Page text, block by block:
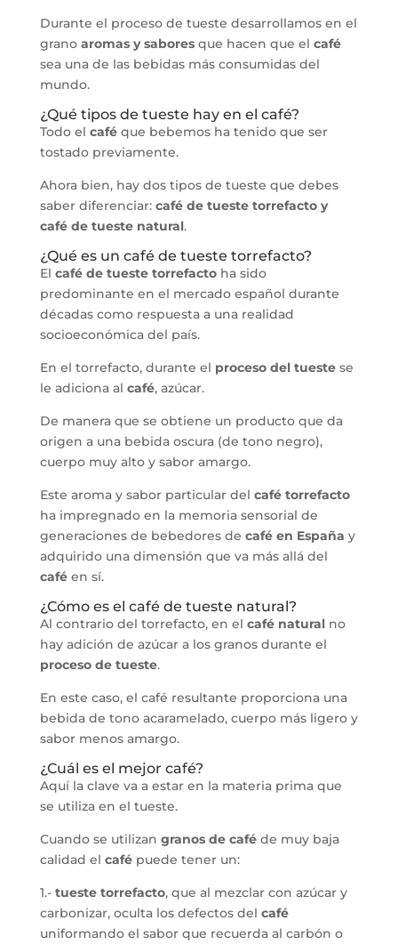
Durante el proceso de tueste desarrollamos en el
grano aromas y sabores que hacen que el café
sea una de las bebidas más consumidas del
mundo.
¿Qué tipos de tueste hay en el café?
Todo el caféque bebemos ha tenido que ser
tostado previamente.
Ahora bien, hay dos tipos de tueste que debes
saber diferenciar: café de tueste torrefacto y
café de tueste natural.
¿Qué es un café de tueste torrefacto?
El café de tueste torrefactoha sido
predominante en el mercado español durante
décadas como respuesta a una realidad
socioeconómica del país.
En el torrefacto, durante el proceso del tuestese
le adiciona al café, azúcar.
De manera que se obtiene un producto que da
origen a una bebida oscura (de tono negro),
cuerpo muy alto y sabor amargo.
Este aroma y sabor particular del café torrefacto
ha impregnado en la memoria sensorial de
generaciones de bebedores de café en España y
adquirido una dimensión que va más allá del
caféen sí.
¿Cómo es el café de tueste natural?
Al contrario del torrefacto, en el café natural no
hay adición de azúcar a los granos durante el
proceso de tueste.
En este caso, el café resultante proporciona una
bebida de tono acaramelado, cuerpo más ligero y
sabor menos amargo.
¿Cuál es el mejor café?
Aquí la clave va a estar en la materia prima que
se utiliza en el tueste.
Cuando se utilizan granos de caféde muy baja
calidad el café puede tener un:
1.- tueste torrefacto, que al mezclar con azúcar y
carbonizar, oculta los defectos del café
uniformando el sabor que recuerda al carbón o